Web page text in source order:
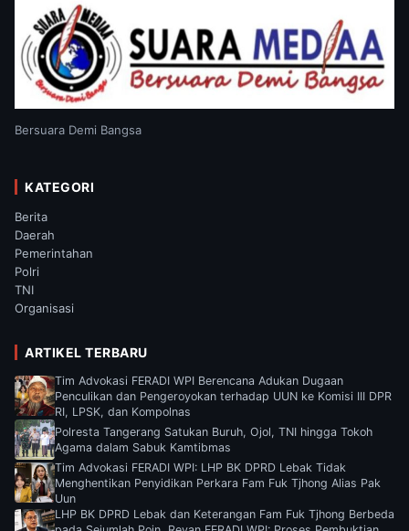
Bersuara Demi Bangsa
KATEGORI
Berita
Daerah
Pemerintahan
Polri
TNI
Organisasi
ARTIKEL TERBARU
Tim Advokasi FERADI WPI Berencana Adukan Dugaan
Penculikan dan Pengeroyokan terhadap UUN ke Komisi III DPR
RI, LPSK, dan Kompolnas
Polresta Tangerang Satukan Buruh, Ojol, TNI hingga Tokoh
Agama dalam Sabuk Kamtibmas
Tim Advokasi FERADI WPI: LHP BK DPRD Lebak Tidak
Menghentikan Penyidikan Perkara Fam Fuk Tjhong Alias Pak
Uun
LHP BK DPRD Lebak dan Keterangan Fam Fuk Tjhong Berbeda